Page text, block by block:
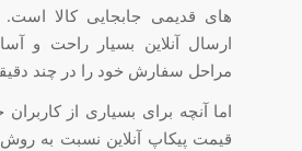
های قدیمی جابجایی کالا
ارسال آنلاین بسیار راحت و
مراحل سفارش خود را در چند
اما آنچه برای بسیاری از
قیمت پیکاپ آنلاین نسبت به